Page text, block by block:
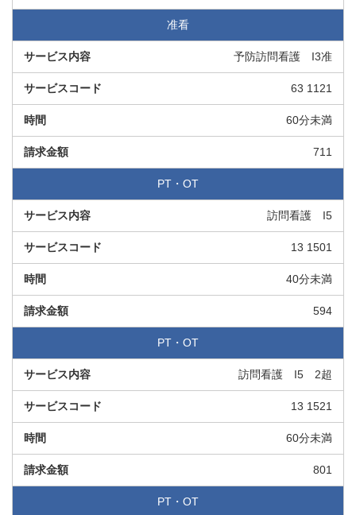
准看
予防訪問看護 I3准
63 1121
60分未満
711
PT・OT
訪問看護 I5
13 1501
40分未満
594
PT・OT
訪問看護 I5 2超
13 1521
60分未満
801
PT・OT